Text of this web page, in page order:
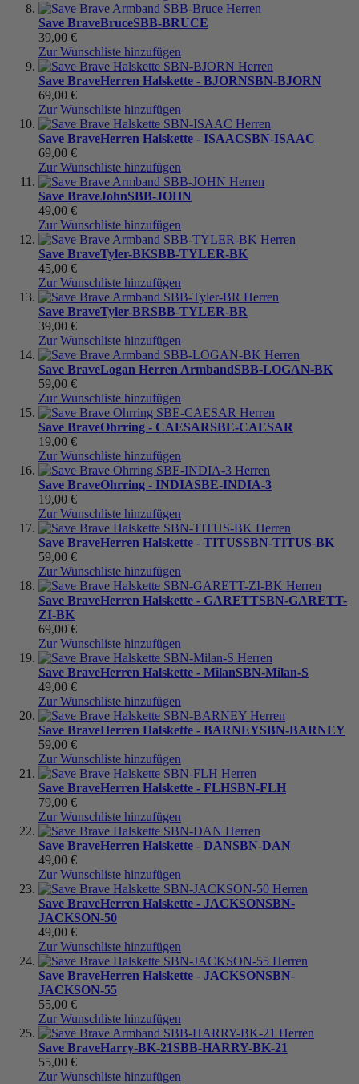
Save BraveBruceSBB-BRUCE
39,00 €
Zur Wunschliste hinzufügen
Save BraveHerren Halskette - BJORNSBN-BJORN
69,00 €
Zur Wunschliste hinzufügen
Save BraveHerren Halskette - ISAACSBN-ISAAC
69,00 €
Zur Wunschliste hinzufügen
Save BraveJohnSBB-JOHN
49,00 €
Zur Wunschliste hinzufügen
Save BraveTyler-BKSBB-TYLER-BK
45,00 €
Zur Wunschliste hinzufügen
Save BraveTyler-BRSBB-TYLER-BR
39,00 €
Zur Wunschliste hinzufügen
Save BraveLogan Herren ArmbandSBB-LOGAN-BK
59,00 €
Zur Wunschliste hinzufügen
Save BraveOhrring - CAESARSBE-CAESAR
19,00 €
Zur Wunschliste hinzufügen
Save BraveOhrring - INDIASBE-INDIA-3
19,00 €
Zur Wunschliste hinzufügen
Save BraveHerren Halskette - TITUSSBN-TITUS-BK
59,00 €
Zur Wunschliste hinzufügen
Save BraveHerren Halskette - GARETTSBN-GARETT-
ZI-BK
69,00 €
Zur Wunschliste hinzufügen
Save BraveHerren Halskette - MilanSBN-Milan-S
49,00 €
Zur Wunschliste hinzufügen
Save BraveHerren Halskette - BARNEYSBN-BARNEY
59,00 €
Zur Wunschliste hinzufügen
Save BraveHerren Halskette - FLHSBN-FLH
79,00 €
Zur Wunschliste hinzufügen
Save BraveHerren Halskette - DANSBN-DAN
49,00 €
Zur Wunschliste hinzufügen
Save BraveHerren Halskette - JACKSONSBN-
JACKSON-50
49,00 €
Zur Wunschliste hinzufügen
Save BraveHerren Halskette - JACKSONSBN-
JACKSON-55
55,00 €
Zur Wunschliste hinzufügen
Save BraveHarry-BK-21SBB-HARRY-BK-21
55,00 €
Zur Wunschliste hinzufügen